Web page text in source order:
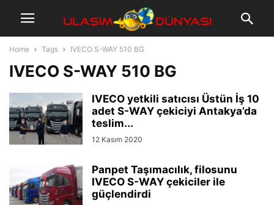
Home Tags IVECO S-WAY 510 BG
IVECO S-WAY 510 BG
IVECO yetkili satıcısı Üstün İş 10
adet S-WAY çekiciyi Antakya’da
teslim...
12 Kasım 2020
Panpet Taşımacılık, filosunu
IVECO S-WAY çekiciler ile
güçlendirdi